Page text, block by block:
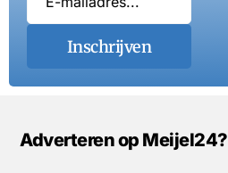
Inschrijven
Adverteren op Meijel24?